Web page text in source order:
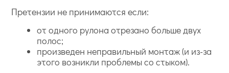
Претензии не принимаются если:
от одного рулона отрезано больше двух
полос;
произведен неправильный монтаж (и из-за
этого возникли проблемы со стыком).